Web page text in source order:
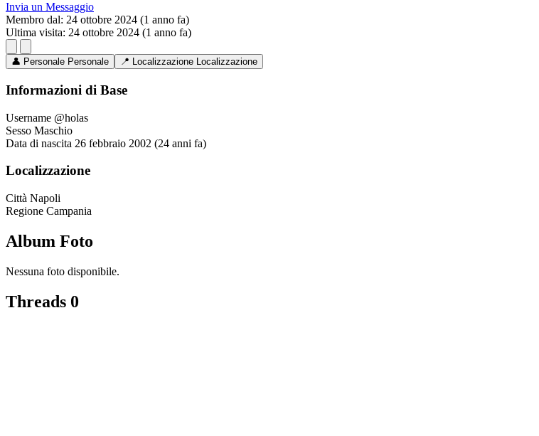
Invia un Messaggio
Membro dal: 24 ottobre 2024 (1 anno fa)
Ultima visita: 24 ottobre 2024 (1 anno fa)
👤 Personale Personale 📍 Localizzazione Localizzazione
Informazioni di Base
Username @holas
Sesso Maschio
Data di nascita 26 febbraio 2002 (24 anni fa)
Localizzazione
Città Napoli
Regione Campania
Album Foto
Nessuna foto disponibile.
Threads 0